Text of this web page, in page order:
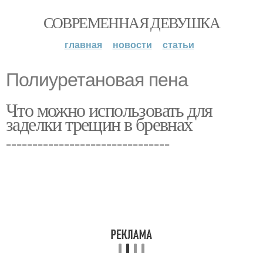
СОВРЕМЕННАЯ ДЕВУШКА
главная новости статьи
Полиуретановая пена
Что можно использовать для
заделки трещин в бревнах
===============================